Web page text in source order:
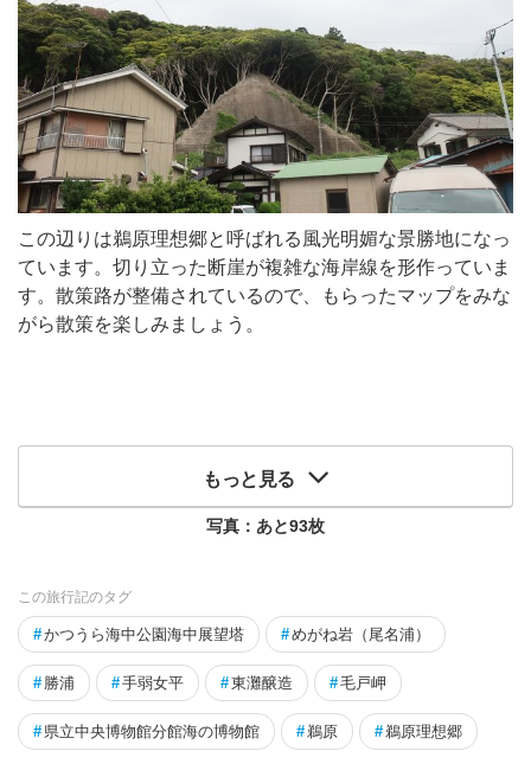
この辺りは鵜原理想郷と呼ばれる風光明媚な景勝地になっ
ています。切り立った断崖が複雑な海岸線を形作っていま
す。散策路が整備されているので、もらったマップをみな
がら散策を楽しみましょう。
もっと見る
写真：あと93枚
この旅行記のタグ
#かつうら海中公園海中展望塔 #めがね岩（尾名浦）
# 勝浦 #手弱女平 #東灘醸造 #毛戸岬
# 県立中央博物館分館海の博物館 # 鵜原 # 鵜原理想郷